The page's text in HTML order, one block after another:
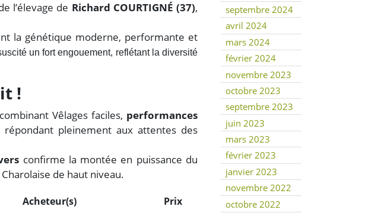
l’élevage de Richard COURTIGNÉ (37),
la génétique moderne, performante et
un fort engouement, reflétant la diversité
!
Vêlages faciles, performances
répondant pleinement aux attentes des
confirme la montée en puissance du
de haut niveau.
Acheteur(s) Prix
septembre 2024
avril 2024
mars 2024
février 2024
novembre 2023
octobre 2023
septembre 2023
juin 2023
mars 2023
février 2023
janvier 2023
novembre 2022
octobre 2022